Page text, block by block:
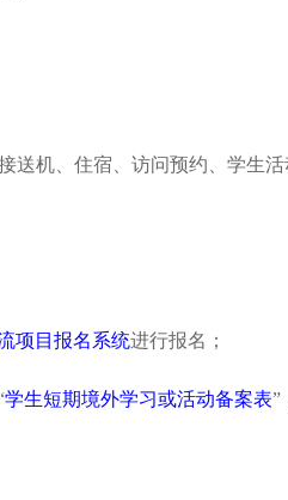
送机、住宿、访问预约、学生
项目报名系统进行报名；
学生短期境外学习或活动备案表”